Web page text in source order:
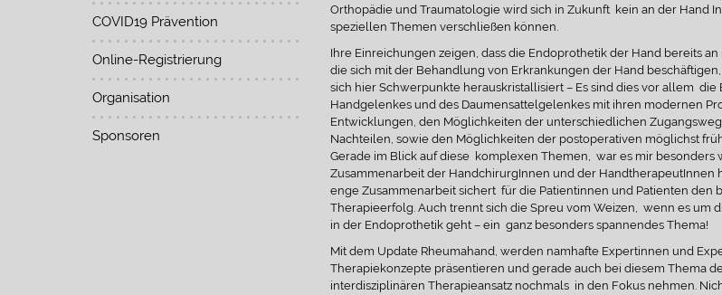
COVID19 Prävention
Online-Registrierung
Organisation
Sponsoren
Orthopädie und Traumatologie wird sich in Zukunft kein an der Hand
speziellen Themen verschließen können.
Ihre Einreichungen zeigen, dass die Endoprothetik der Hand bereits
die sich mit der Behandlung von Erkrankungen der Hand
sich hier Schwerpunkte herauskristallisiert – Es sind dies vor allem
Handgelenkes und des Daumensattelgelenkes mit ihren modernen
Entwicklungen, den Möglichkeiten der unterschiedlichen
Nachteilen, sowie den Möglichkeiten der postoperativen möglichst
Gerade im Blick auf diese komplexen Themen, war es mir besonders
Zusammenarbeit der HandchirurgInnen und der HandtherapeutInnen
enge Zusammenarbeit sichert für die Patientinnen und Patienten den
Therapieerfolg. Auch trennt sich die Spreu vom Weizen, wenn es um
in der Endoprothetik geht – ein ganz besonders spannendes Thema!
Mit dem Update Rheumahand, werden namhafte Expertinnen und
Therapiekonzepte präsentieren und gerade auch bei diesem Thema
interdisziplinären Therapieansatz nochmals in den Fokus nehmen.